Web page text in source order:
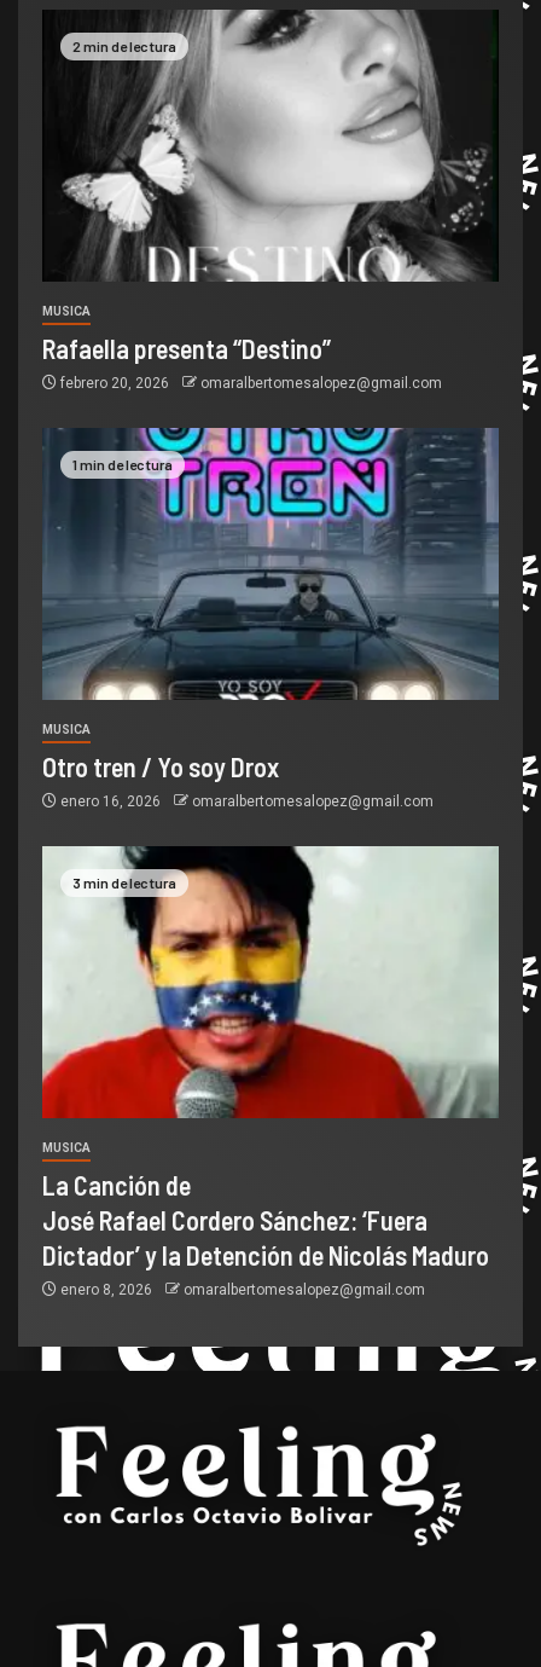
2 min de lectura
MUSICA
Rafaella presenta “Destino”
febrero 20, 2026 omaralbertomesalopez@gmail.com
1 min de lectura
MUSICA
Otro tren / Yo soy Drox
enero 16, 2026 omaralbertomesalopez@gmail.com
3 min de lectura
MUSICA
La Canción de
José Rafael Cordero Sánchez: ‘Fuera
Dictador’ y la Detención de Nicolás Maduro
enero 8, 2026 omaralbertomesalopez@gmail.com